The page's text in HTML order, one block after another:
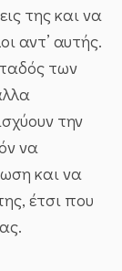
της και να
αντ’ αυτής.
των
την
να
και να
έτσι που